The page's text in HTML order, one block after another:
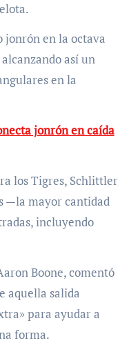
jonrón en la octava
así un
en la
jonrón en caída
los Tigres, Schlittler
—la mayor cantidad
incluyendo
Boone, comentó
aquella salida
para ayudar a
forma.